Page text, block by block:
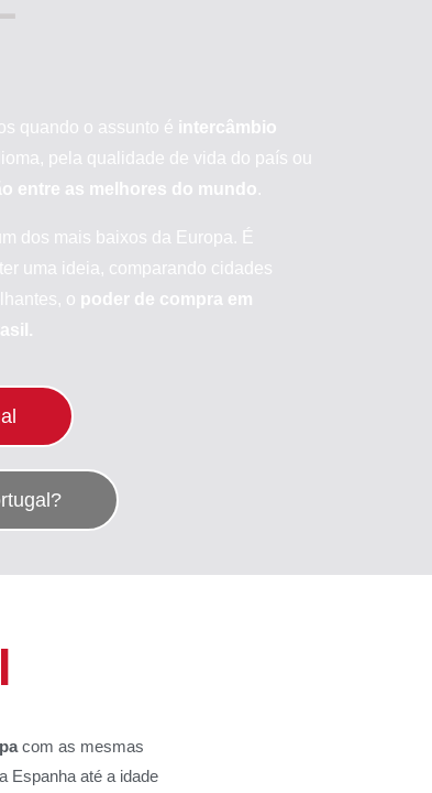
quando o assunto é intercâmbio
pela qualidade de vida do país ou
entre as melhores do mundo.
dos mais baixos da Europa. É
uma ideia, comparando cidades
o poder de compra em
com as mesmas
Espanha até a idade